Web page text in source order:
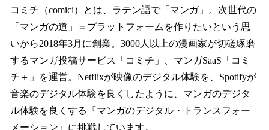
コミチ（comici）とは、ラテン語で「マンガ」。次世代の
「マンガの道」＝プラットフォームを作りたいという思
いから2018年3月に創業。3000人以上の漫画家が切磋琢磨
するマンガ投稿サービス「コミチ」、マンガSaaS「コミ
チ＋」を運営。Netflixが映像のデジタル体験を、Spotifyが
音楽のデジタル体験を良くしたように、マンガのデジタ
ル体験を良くする『マンガのデジタル・トランスフォー
メーション』に挑戦しています。